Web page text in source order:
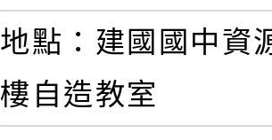
地點：建國國中資
樓自造教室